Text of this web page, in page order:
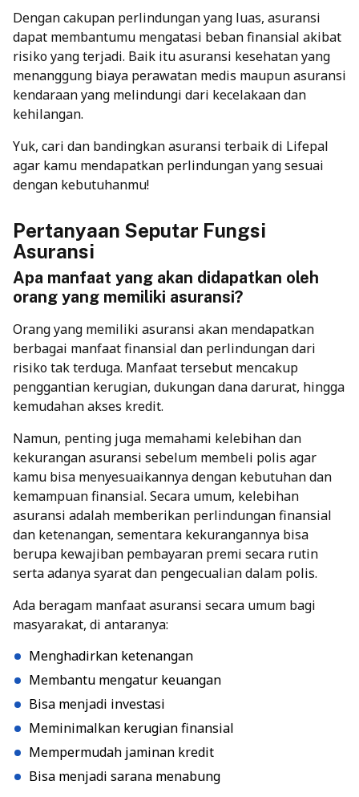
Dengan cakupan perlindungan yang luas, asuransi
dapat membantumu mengatasi beban finansial akibat
risiko yang terjadi. Baik itu asuransi kesehatan yang
menanggung biaya perawatan medis maupunasuransi
kendaraanyang melindungi dari kecelakaan dan
kehilangan.
Yuk, cari dan bandingkan asuransi terbaik di Lifepal
agar kamu mendapatkan perlindungan yang sesuai
dengan kebutuhanmu!
Pertanyaan Seputar Fungsi
Asuransi
Apa manfaat yang akan didapatkan oleh
orang yang memiliki asuransi?
Orang yang memiliki asuransi akan mendapatkan
berbagai manfaat finansial dan perlindungan dari
risiko tak terduga. Manfaat tersebut mencakup
penggantian kerugian, dukungan dana darurat, hingga
kemudahan akses kredit.
Namun, penting juga memahami kelebihan dan
kekurangan asuransi sebelum membeli polis agar
kamu bisa menyesuaikannya dengan kebutuhan dan
kemampuan finansial. Secara umum, kelebihan
asuransi adalah memberikan perlindungan finansial
dan ketenangan, sementara kekurangannya bisa
berupa kewajiban pembayaran premi secara rutin
serta adanya syarat dan pengecualian dalam polis.
Ada beragam manfaat asuransi secara umum bagi
masyarakat, di antaranya:
Menghadirkan ketenangan
Membantu mengatur keuangan
Bisa menjadi investasi
Meminimalkan kerugian finansial
Mempermudah jaminan kredit
Bisa menjadi sarana menabung